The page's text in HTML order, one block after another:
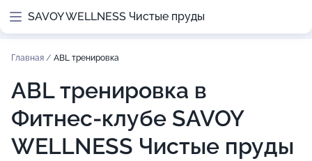
SAVOY WELLNESS Чистые пруды
Главная / ABL тренировка
ABL тренировка в
Фитнес-клубе SAVOY
WELLNESS Чистые пруды